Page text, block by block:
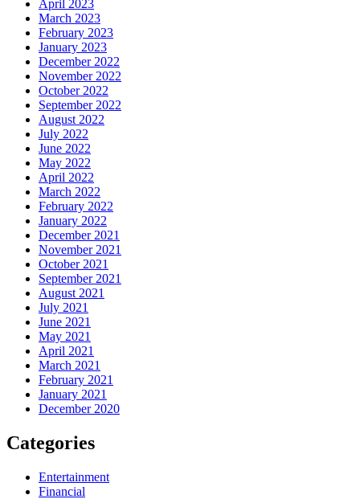
April 2023
March 2023
February 2023
January 2023
December 2022
November 2022
October 2022
September 2022
August 2022
July 2022
June 2022
May 2022
April 2022
March 2022
February 2022
January 2022
December 2021
November 2021
October 2021
September 2021
August 2021
July 2021
June 2021
May 2021
April 2021
March 2021
February 2021
January 2021
December 2020
Categories
Entertainment
Financial